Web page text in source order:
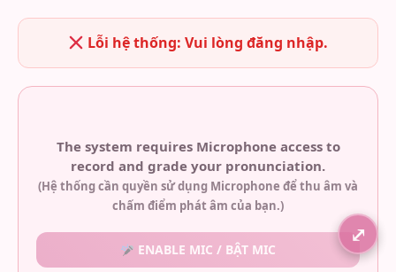
Lỗi hệ thống: Vui lòng đăng nhập.
The system requires Microphone access to
record and grade your pronunciation.
(Hệ thống cần quyền sử dụng Microphone để thu âm và
chấm điểm phát âm của bạn.)
ENABLE MIC / BẬT MIC